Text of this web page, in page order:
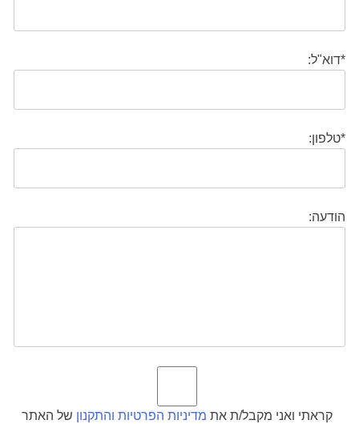
*דוא"ל:
*טלפון:
הודעה:
קראתי ואני מקבל/ת את מדיניות הפרטיות והתקנון של האתר